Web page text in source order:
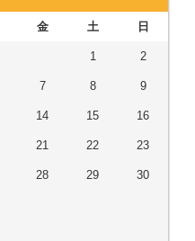
金 土 日
1 2
7 8 9
14 15 16
21 22 23
28 29 30